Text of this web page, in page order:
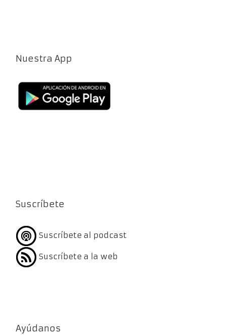
Nuestra App
Suscríbete
Suscríbete al podcast
Suscríbete a la web
Ayúdanos